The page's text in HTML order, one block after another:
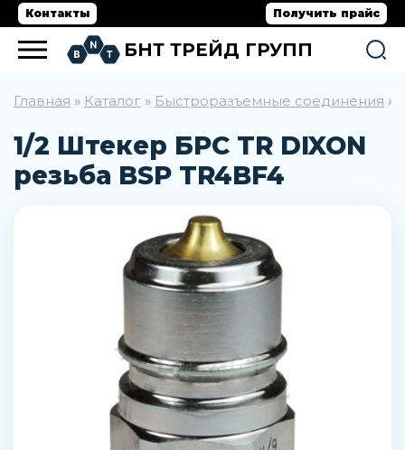
Контакты Получить прайс
БНТ ТРЕЙД ГРУПП
Главная » Каталог » Быстроразъемные соединения »
1/2 Штекер БРС TR DIXON
резьба BSP TR4BF4